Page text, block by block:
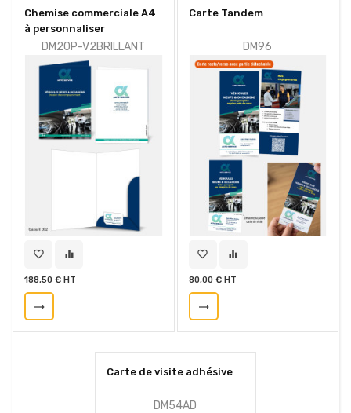
Chemise commerciale A4
à personnaliser
DM20P-V2BRILLANT
favorite_border equalizer
188,50 € HT
trending_flat
Carte Tandem
DM96
favorite_border equalizer
80,00 € HT
trending_flat
Carte de visite adhésive
DM54AD